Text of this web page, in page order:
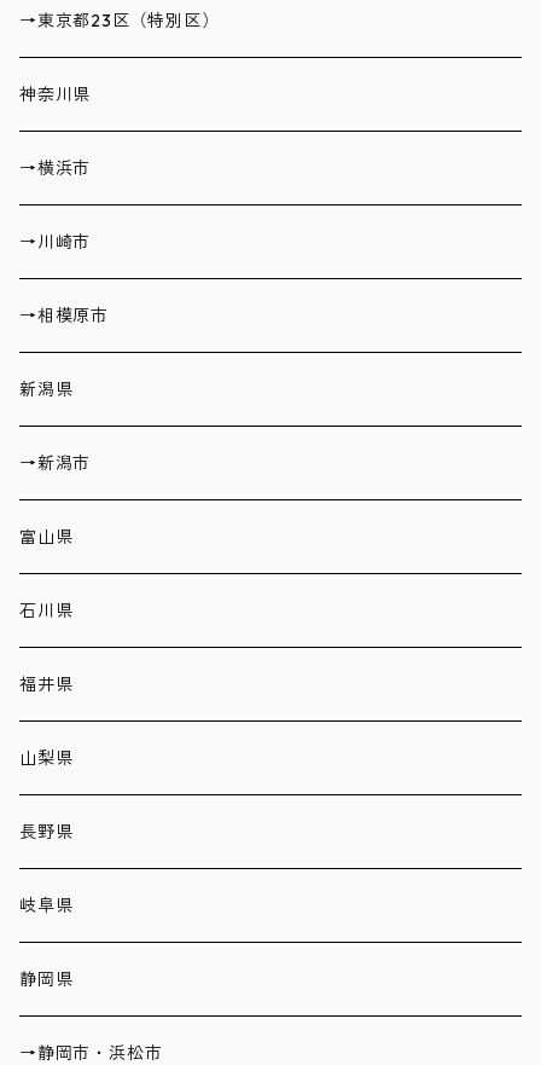
→東京都23区（特別区）
神奈川県
→横浜市
→川崎市
→相模原市
新潟県
→新潟市
富山県
石川県
福井県
山梨県
長野県
岐阜県
静岡県
→静岡市・浜松市